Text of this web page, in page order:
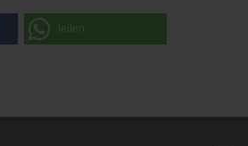
teilen